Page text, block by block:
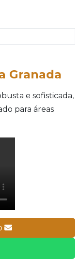
Granada
e sofisticada,
para áreas